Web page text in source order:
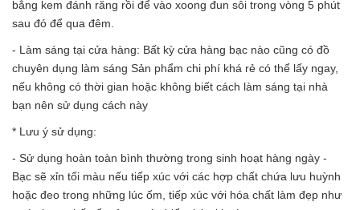
bằng kem đánh răng rồi để vào xoong đun sôi trong vòng 5 phút
sau đó để qua đêm.
- Làm sáng tại cửa hàng: Bất kỳ cửa hàng bạc nào cũng có đồ
chuyên dụng làm sáng Sản phẩm chi phí khá rẻ có thể lấy ngay,
nếu không có thời gian hoặc không biết cách làm sáng tại nhà
bạn nên sử dụng cách này
* Lưu ý sử dụng:
- Sử dụng hoàn toàn bình thường trong sinh hoạt hàng ngày -
Bạc sẽ xỉn tối màu nếu tiếp xúc với các hợp chất chứa lưu huỳnh
hoặc đeo trong những lúc ốm, tiếp xúc với hóa chất làm đẹp như